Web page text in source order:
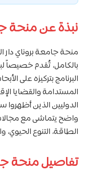
نبذة عن منحة
منحة جامعة بروناي
بالكامل، تُقدم خصيصاً
البرنامج بتركيزه على
المستدامة والقضايا
الدوليين الذين أظهروا
واضح يتماشى مع
الطاقة، التنوع الحيوي،
تفاصيل منحة